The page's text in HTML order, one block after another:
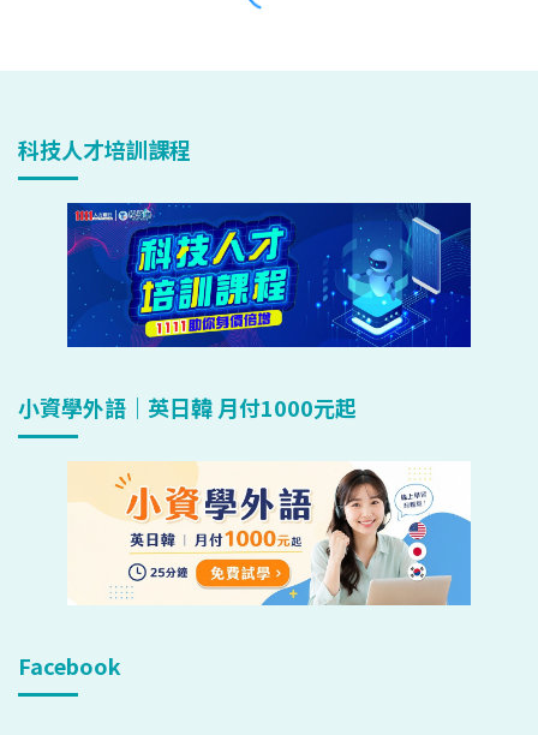
科技人才培訓課程
小資學外語｜英日韓 月付1000元起
Facebook